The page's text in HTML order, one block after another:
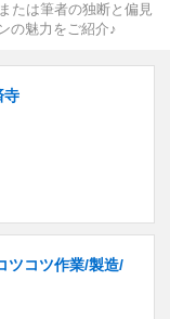
たは筆者の独断と偏見
の魅力をご紹介♪
寺
ツコツ作業/製造/